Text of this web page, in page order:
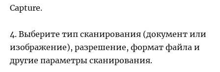
Capture.
4. Выберите тип сканирования (документ или
изображение), разрешение, формат файла и
другие параметры сканирования.